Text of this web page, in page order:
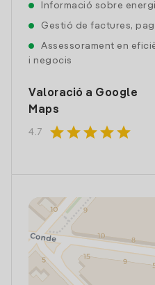
Informació sobre
Gestió de factures,
Assessorament en
i negocis
Valoració a Google
Maps
4.7 starstarstarstarstar